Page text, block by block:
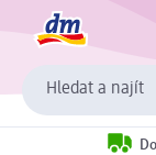
Hledat a najít